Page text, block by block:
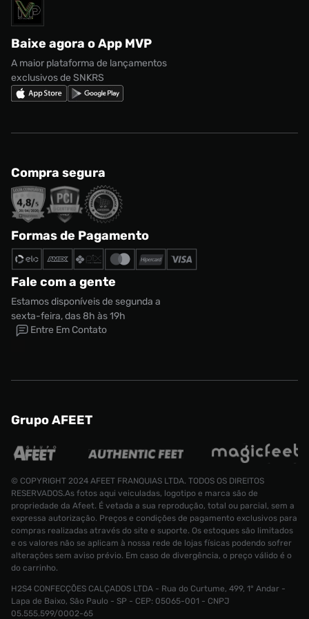
Tênis Air Jordan 6 Retro Masculino
Marcas
adidas Campus
Nike Shox
Política de privacidade
Regulamento CRM/ CASHBACK
Regulamento Cupom
Solicite seus dados
Baixe agora o App MVP
A maior plataforma de lançamentos
exclusivos de SNKRS
Compra segura
Formas de Pagamento
Fale com a gente
Estamos disponíveis de segunda a
sexta-feira, das 8h às 19h
Entre Em Contato
Grupo AFEET
© COPYRIGHT 2024 AFEET FRANQUIAS LTDA. TODOS OS DIREITOS
RESERVADOS.As fotos aqui veiculadas, logotipo e marca são de
propriedade da Afeet. É vetada a sua reprodução, total ou parcial, sem a
expressa autorização. Preços e condições de pagamento exclusivos para
compras realizadas através do site e suporte. Os estoques são limitados
e os valores não se aplicam à nossa rede de lojas físicas podendo sofrer
alterações sem aviso prévio. Em caso de divergência, o preço válido é o
do carrinho.
H2S4 CONFECÇÕES CALÇADOS LTDA - Rua do Curtume, 499, 1° Andar -
Lapa de Baixo, São Paulo - SP - CEP: 05065-001 - CNPJ
05.555.599/0002-65